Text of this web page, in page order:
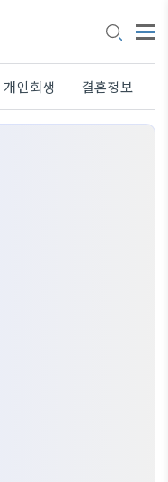
개인회생 결혼정보